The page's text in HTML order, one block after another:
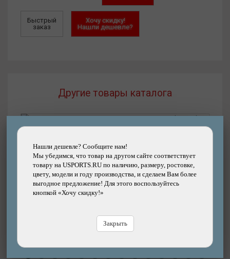
Нашли дешевле? Сообщите нам!
Мы убедимся, что товар на другом сайте соответствует
товару на USPORTS.RU по наличию, размеру, ростовке,
цвету, модели и году производства, и сделаем Вам более
выгодное предложение! Для этого воспользуйтесь
кнопкой «Хочу скидку!»
Закрыть
Быстрый
заказ
Хочу скидку!
Нашли дешевле?
Другие товары каталога
Покрышка велосипедная SCHWALBE 28x1.50
(40-622) HS 442 SPICER PLUS PunctureGuard,
TwinSkin
Бренд: SCHWALBE
Цена: 3410р.